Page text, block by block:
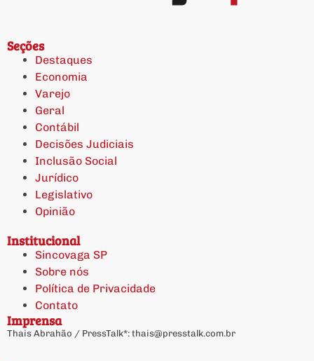
Seções
Destaques
Economia
Varejo
Geral
Contábil
Decisões Judiciais
Inclusão Social
Jurídico
Legislativo
Opinião
Institucional
Sincovaga SP
Sobre nós
Política de Privacidade
Contato
Imprensa
Thais Abrahão / PressTalk*: thais@presstalk.com.br